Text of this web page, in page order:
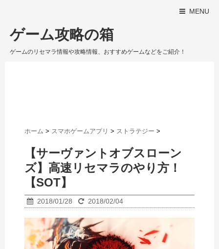
MENU
ゲーム攻略の箱
ゲームのリセマラ情報や攻略情報、おすすめゲームなどをご紹介！
ホーム > スマホゲームアプリ > ストラテジー >
【サーヴァントオブスローン
ズ】高速リセマラのやり方！
【SOT】
2018/01/28 2018/02/04